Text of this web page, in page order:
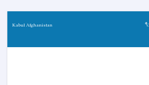
Kabul Afghanistan